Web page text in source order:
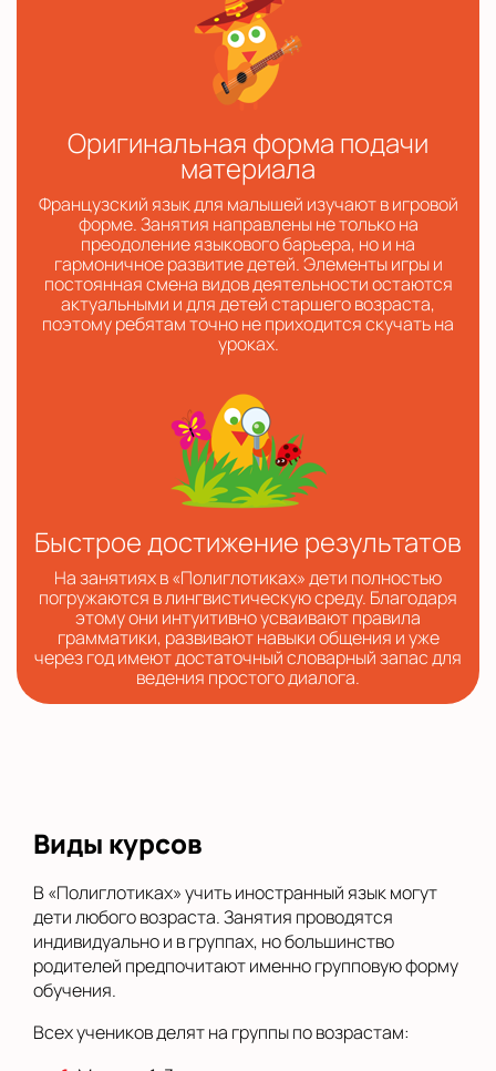
Оригинальная форма подачи
материала
Французский язык для малышей изучают в игровой
форме. Занятия направлены не только на
преодоление языкового барьера, но и на
гармоничное развитие детей. Элементы игры и
постоянная смена видов деятельности остаются
актуальными и для детей старшего возраста,
поэтому ребятам точно не приходится скучать на
уроках.
Быстрое достижение результатов
На занятиях в «Полиглотиках» дети полностью
погружаются в лингвистическую среду. Благодаря
этому они интуитивно усваивают правила
грамматики, развивают навыки общения и уже
через год имеют достаточный словарный запас для
ведения простого диалога.
Виды курсов
В «Полиглотиках» учить иностранный язык могут
дети любого возраста. Занятия проводятся
индивидуально и в группах, но большинство
родителей предпочитают именно групповую форму
обучения.
Всех учеников делят на группы по возрастам: